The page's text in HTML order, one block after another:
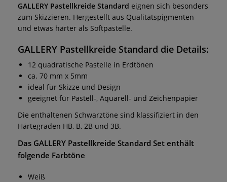
GALLERY Pastellkreide Standard eignen sich besonders
zum Skizzieren. Hergestellt aus Qualitätspigmenten
und etwas härter als Softpastelle.
GALLERY Pastellkreide Standard die Details:
12 quadratische Pastelle in Erdtönen
ca. 70 mm x 5mm
ideal für Skizze und Design
geeignet für Pastell-, Aquarell- und Zeichenpapier
Die enthaltenen Schwarztöne sind klassifiziert in den
Härtegraden HB, B, 2B und 3B.
Das GALLERY Pastellkreide Standard Set enthält
folgende Farbtöne
Weiß